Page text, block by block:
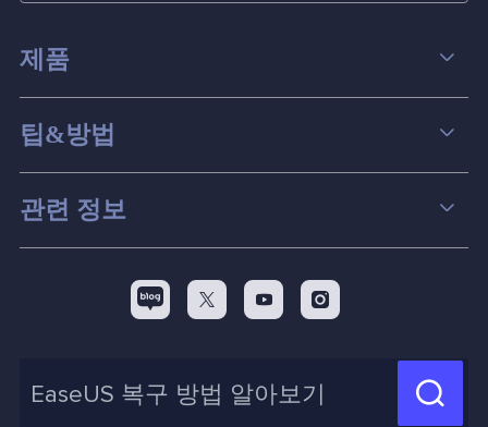
제품
데이터 복구
파티션 관리
스크린 레코더
백업&복원
신제품 New
팁&방법
컴퓨터 데이터 복구 팁
맥 데이터 복구 팁
디스크 파티션 팁
화면 녹화 팁
관련 정보
리셀러
제휴 문의
  
